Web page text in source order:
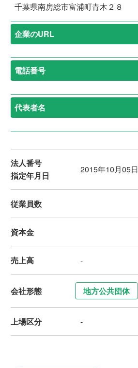
千葉県南房総市富浦町青木２８
企業のURL
電話番号
代表者名
法人番号
指定年月日
2015年10月05日
従業員数
資本金
売上高 -
会社形態 地方公共団体
上場区分 -